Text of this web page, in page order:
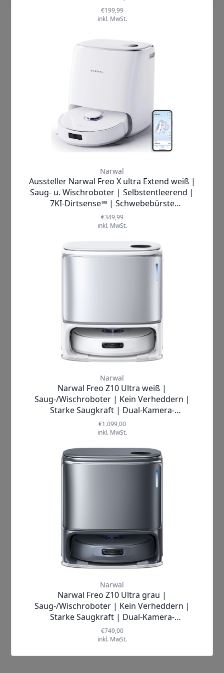
meistert jede Herausforderung mit
Reinigung nach einem langen
Arbeitstag oder für die gründliche
Narwal Freokommt von einem
renommierten Hersteller, der sich
einen Namen für Qualität und
Innovation gemacht hat. Zahlreiche
positiven Erfahrungen und empfehlen
denNarwal Freowärmstens weiter.
Schließen Sie sich dieser Gemeinschaft
an und erleben Sie selbst, wie dieser
Kehrsauger Ihr Leben verändern kann.
Warten Sie nicht länger! Gönnen Sie
sich den Luxus eines sauberen
Zuhauses ohne Aufwand. Bestellen Sie
überzeugen Sie sich von seiner
herausragenden Leistung – denn Ihr
Zuhause hat das Beste verdient!
Mehr Informationen
3-5 Werktage
35.1 cm
Höhe (cm)
10.5 cm
35 cm
Mehr anzeigen ▼